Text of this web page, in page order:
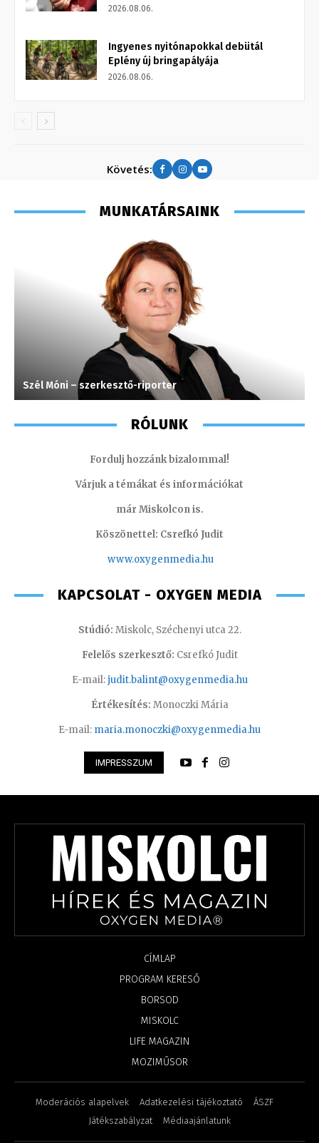
2026.08.06.
Ingyenes nyitónapokkal debütál
Eplény új bringapályája
2026.08.06.
Követés:
MUNKATÁRSAINK
Szél Móni – szerkesztő-riporter
RÓLUNK
Fordulj hozzánk bizalommal!
Várjuk a témákat és információkat
már Miskolcon is.
Köszönettel: Csrefkó Judit
www.oxygenmedia.hu
KAPCSOLAT - OXYGEN MEDIA
Stúdió: Miskolc, Széchenyi utca 22.
Felelős szerkesztő: Csrefkó Judit
E-mail:judit.balint@oxygenmedia.hu
Értékesítés: Monoczki Mária
E-mail: maria.monoczki@oxygenmedia.hu
IMPRESSZUM
CÍMLAP
PROGRAM KERESŐ
BORSOD
MISKOLC
LIFE MAGAZIN
MOZIMŰSOR
Moderációs alapelvek Adatkezelési tájékoztató
ÁSZF
Játékszabályzat
Médiaajánlatunk